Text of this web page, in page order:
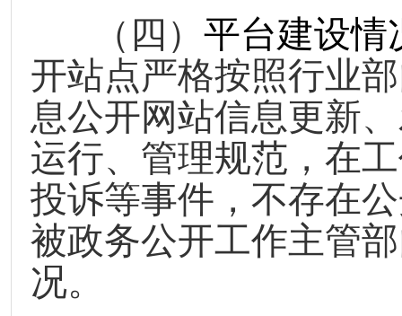
（四） 平台建设情
开站点严格按照行业
息公开网站信息更新
运行、管理规范，在
投诉等事件，不存在
被政务公开工作主管
况。